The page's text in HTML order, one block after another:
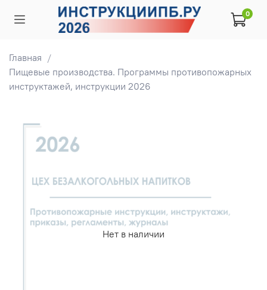
0
Главная
Пищевые производства. Программы противопожарных
инструктажей, инструкции 2026
Нет в наличии